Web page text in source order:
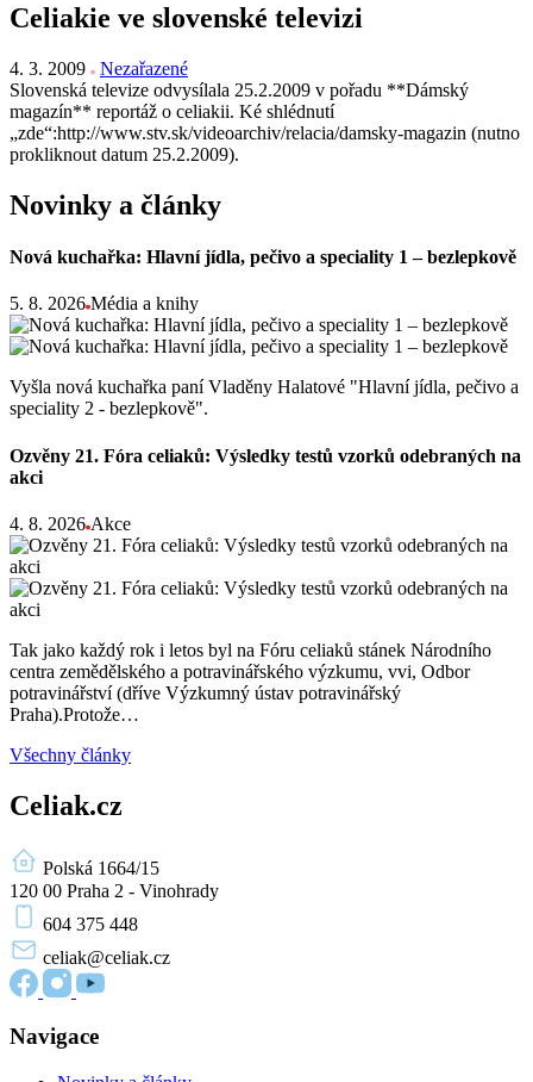
Celiakie ve slovenské televizi
4. 3. 2009
Nezařazené
Slovenská televize odvysílala 25.2.2009 v pořadu **Dámský
magazín** reportáž o celiakii. Ké shlédnutí
„zde“:http://www.stv.sk/videoarchiv/relacia/damsky-magazin (nutno
prokliknout datum 25.2.2009).
Novinky a články
Nová kuchařka: Hlavní jídla, pečivo a speciality 1 – bezlepkově
5. 8. 2026 Média a knihy
Vyšla nová kuchařka paní Vladěny Halatové "Hlavní jídla, pečivo a
speciality 2 - bezlepkově".
Ozvěny 21. Fóra celiaků: Výsledky testů vzorků odebraných na
akci
4. 8. 2026 Akce
Tak jako každý rok i letos byl na Fóru celiaků stánek Národního
centra zemědělského a potravinářského výzkumu, vvi, Odbor
potravinářství (dříve Výzkumný ústav potravinářský
Praha).Protože…
Všechny články
Celiak.cz
Polská 1664/15
120 00 Praha 2 - Vinohrady
604 375 448
celiak@celiak.cz
Navigace